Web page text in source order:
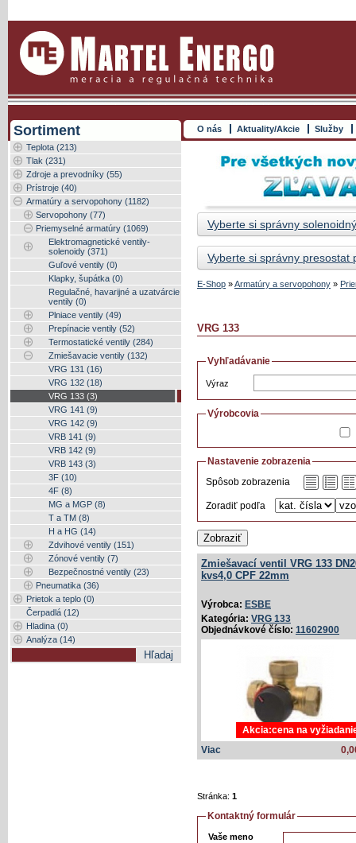
O nás Aktuality/Akcie Služby
Sortiment
Teplota (213)
Tlak (231)
Zdroje a prevodníky (55)
Prístroje (40)
Armatúry a servopohony (1182)
Servopohony (77)
Priemyselné armatúry (1069)
Elektromagnetické ventily-
solenoidy (371)
Guľové ventily (0)
Klapky, šupátka (0)
Regulačné, havarijné a uzatvárcie
ventily (0)
Plniace ventily (49)
Prepínacie ventily (52)
Termostatické ventily (284)
Zmiešavacie ventily (132)
VRG 131 (16)
VRG 132 (18)
VRG 133 (3)
VRG 141 (9)
VRG 142 (9)
VRB 141 (9)
VRB 142 (9)
VRB 143 (3)
3F (10)
4F (8)
MG a MGP (8)
T a TM (8)
H a HG (14)
Zdvihové ventily (151)
Zónové ventily (7)
Bezpečnostné ventily (23)
Pneumatika (36)
Prietok a teplo (0)
Čerpadlá (12)
Hladina (0)
Analýza (14)
Vyberte si správny
Vyberte si správny presostat
E-Shop »Armatúry a servopohony »
VRG 133
Vyhľadávanie
Výraz
Výrobcovia
Nastavenie zobrazenia
Spôsob zobrazenia
Zoradiť podľa
Zobraziť
Zmiešavací ventil VRG 133
kvs4,0 CPF 22mm
Výrobca: ESBE
Kategória: VRG 133
Objednávkové číslo: 11602900
Viac
Akcia:cena na
Stránka: 1
Kontaktný formulár
Vaše meno